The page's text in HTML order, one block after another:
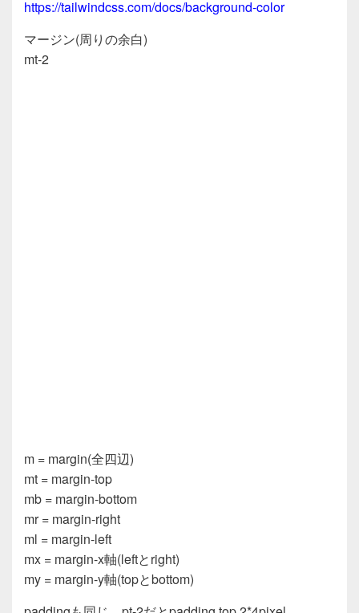
https://tailwindcss.com/docs/background-color
マージン(周りの余白)
mt-2
m = margin(全四辺)
mt = margin-top
mb = margin-bottom
mr = margin-right
ml = margin-left
mx = margin-x軸(leftとright)
my = margin-y軸(topとbottom)